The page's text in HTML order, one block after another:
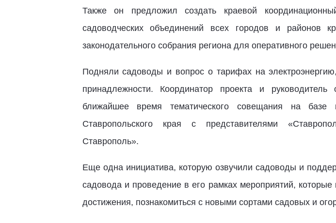
Также он предложил создать краевой
садоводческих объединений всех городов и районов
законодательного собрания региона для оперативного
Подняли садоводы и вопрос о тарифах на
принадлежности. Координатор проекта и
ближайшее время тематического совещания на базе
Ставропольского края с представителями
Ставрополь».
Еще одна инициатива, которую озвучили садоводы и
садовода и проведение в его рамках мероприятий,
достижения, познакомиться с новыми сортами садовых и